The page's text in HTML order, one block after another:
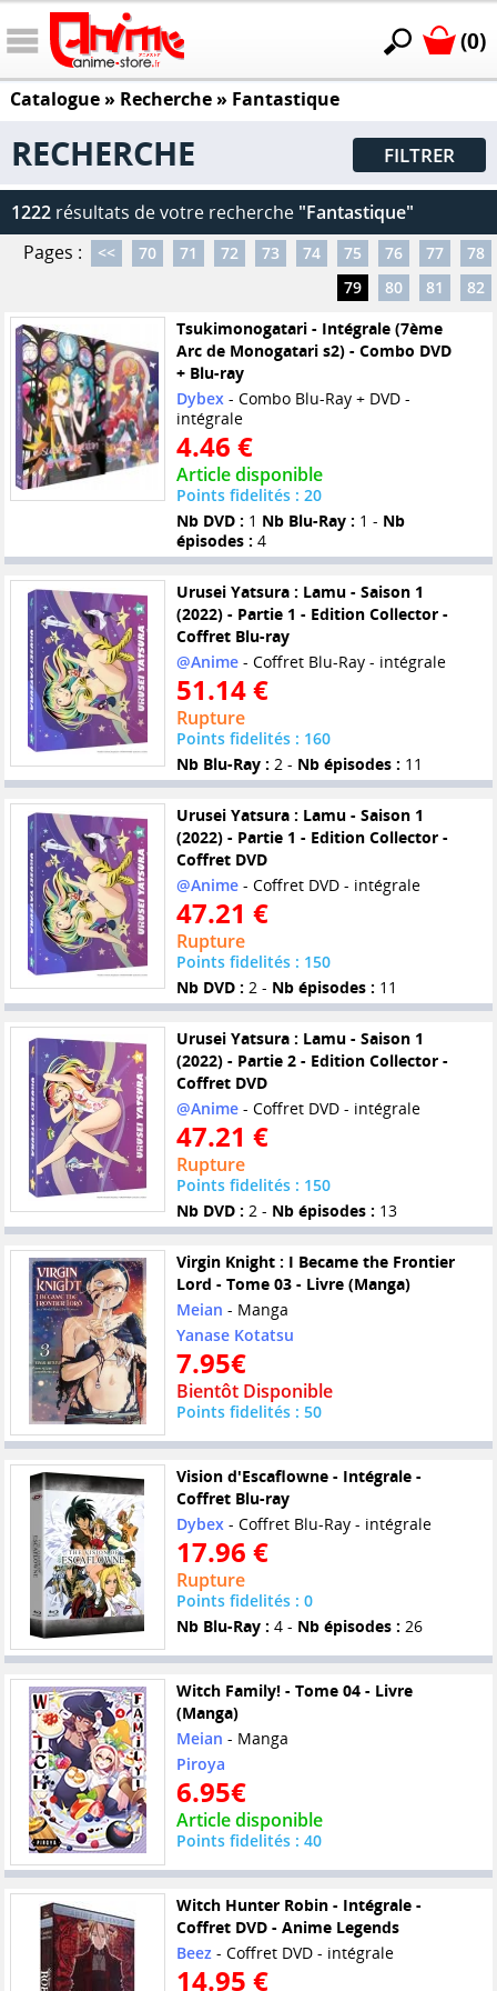
(0)
Catalogue» Recherche » Fantastique
RECHERCHE FILTRER
1222 résultats de votre recherche "Fantastique"
Pages :
<< 70 71 72 73 74 75 76 77
78
79
80 81
82
Tsukimonogatari - Intégrale (7ème
Arc de Monogatari s2) - Combo DVD
+ Blu-ray
Dybex- Combo Blu-Ray + DVD -
intégrale
4.46 €
Article disponible
Points fidelités : 20
Nb DVD : 1 Nb Blu-Ray : 1 - Nb
épisodes : 4
Urusei Yatsura : Lamu - Saison 1
(2022) - Partie 1 - Edition Collector -
Coffret Blu-ray
@Anime- Coffret Blu-Ray - intégrale
51.14 €
Rupture
Points fidelités : 160
Nb Blu-Ray : 2 - Nb épisodes : 11
Urusei Yatsura : Lamu - Saison 1
(2022) - Partie 1 - Edition Collector -
Coffret DVD
@Anime- Coffret DVD - intégrale
47.21 €
Rupture
Points fidelités : 150
Nb DVD : 2 - Nb épisodes : 11
Urusei Yatsura : Lamu - Saison 1
(2022) - Partie 2 - Edition Collector -
Coffret DVD
@Anime- Coffret DVD - intégrale
47.21 €
Rupture
Points fidelités : 150
Nb DVD : 2 - Nb épisodes : 13
Virgin Knight : I Became the Frontier
Lord - Tome 03 - Livre (Manga)
Meian - Manga
Yanase Kotatsu
7.95€
Bientôt Disponible
Points fidelités : 50
Vision d'Escaflowne - Intégrale -
Coffret Blu-ray
Dybex- Coffret Blu-Ray - intégrale
17.96 €
Rupture
Points fidelités : 0
Nb Blu-Ray : 4 - Nb épisodes : 26
Witch Family! - Tome 04 - Livre
(Manga)
Meian - Manga
Piroya
6.95€
Article disponible
Points fidelités : 40
Witch Hunter Robin - Intégrale -
Coffret DVD - Anime Legends
Beez- Coffret DVD - intégrale
14.95 €